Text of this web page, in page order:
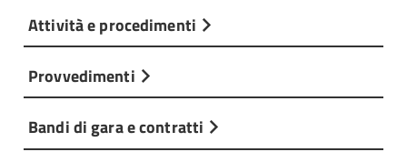
Attività e procedimenti
Provvedimenti
Bandi di gara e contratti